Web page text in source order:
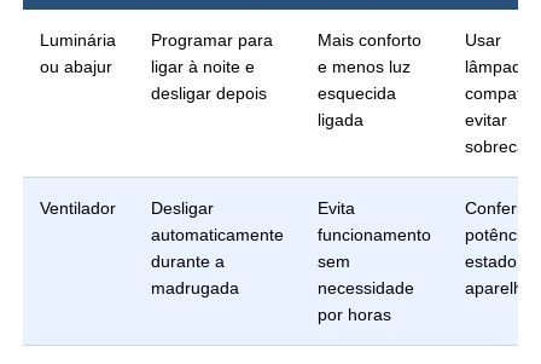
Luminária
ou abajur
Programar para
ligar à noite e
desligar depois
Mais conforto
e menos luz
esquecida
ligada
Usar
lâmpada
evitar
Ventilador
Desligar
automaticamente
durante a
madrugada
Evita
funcionamento
sem
necessidade
por horas
Conferir
potência
estado do
aparelho